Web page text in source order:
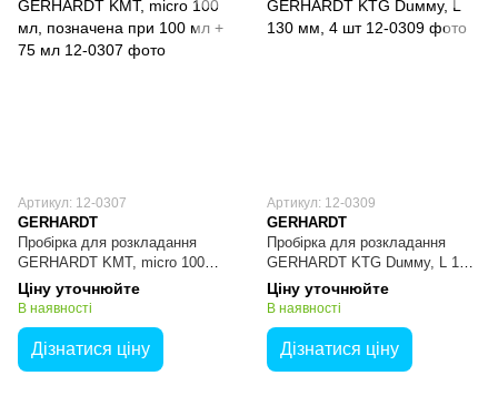
Артикул: 12-0307
GERHARDT
Пробірка для розкладання
GERHARDT KMT, micro 100
мл, позначена при 100 мл + 75
мл
Ціну уточнюйте
В наявності
Дізнатися ціну
Артикул: 12-0309
GERHARDT
Пробірка для розкладання
GERHARDT KTG Duммy, L 130
мм, 4 шт
Ціну уточнюйте
В наявності
Дізнатися ціну